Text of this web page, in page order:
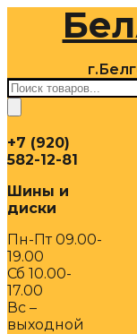
содержимому
Поиск
товаров
+7 (920)
582-12-81
Шины и
диски
Пн-Пт 09.00-
19.00
Сб 10.00-
17.00
Вс –
выходной